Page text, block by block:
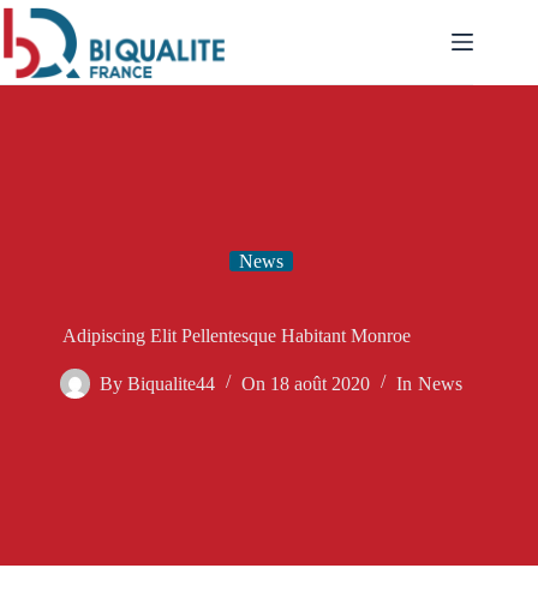
Passer
contenu
News
Adipiscing Elit Pellentesque Habitant Monroe
By Biqualite44 On 18 août 2020 In News